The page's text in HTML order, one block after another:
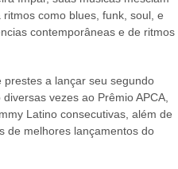
como blues, funk, soul, e
contemporâneas e de ritmos
a lançar seu segundo
vezes ao Prêmio APCA,
Latino consecutivas, além de
de melhores lançamentos do